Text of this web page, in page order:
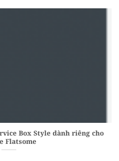
Box Style dành riêng cho
Flatsome